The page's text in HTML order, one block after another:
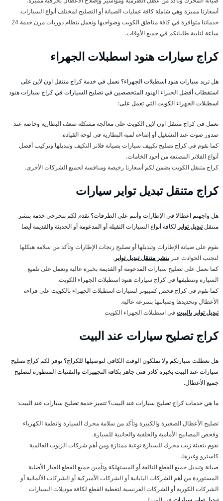
أسعارنا مميزة وهي شاملة كافة عمليات الصيانة أو التصليح لمختلف أنواع السيارات.
خدماتنا متوافرة في كافة مناطق الكويت وضواحيها ونعمل بنظام دوريات مرن خدمة 24
ساعة لتلبية طلباتكم في جميع الأوقات.
كراج سيارات هنود اسطبلات الجهراء
هل تريد سيارات هنود اسطبلات الجهراء؟ نعمل في خدمة كراج متنقل اون لاين على
استقطاب أفضل الخبراء الهنود المتخصصين في تصليح السيارات في كراج سيارات هنود
اسطبلات الجهراء الكويت التي تعمل على:
نعمل في كراج متنقل اون لاين الكويت على معالجة مشكلة ضعف البطارية وخاصة عند
صدور صوت عند التشغيل أو إضاءة لمبة البطارية في لوحة القيادة.
كما نقوم في كراج تصليح تكييف سيارات بصيانة فلاتر التكيف وتبديلها وتركيب أفضل
أنواع الفلاتر المصنعة من أجود الخامات.
كراج متنقل الكويت يضمن لكم أسعارنا رخيصة ومنافسة لجميع الشركات الأخرى.
كراج متنقل تبديل تواير سيارات
هل واجهتم اعطالا في الإطارات وأنتم على الطرقات؟ نقدم لكم بنجرجي خدمة بنشر
متنقلتبديل تواير لكافة أنواع السيارات الثقيلة أو المدعومة أو الحديثة والقديمة أيضا
نقوم على صيانة الإطارات وتبديلها أو تصليح رنجات الإطارات وتأكد من سلامه هيكلها
لتجنب الحوادث عبر بنشر متنقل تبديل تواير.
كما نعمل على تصليح سيارات المدعومة أو القديمة بخبرة عالية ونعمل على تلميع
السيارة وتنظيفها في كراج سيارات هنود اسطبلات الجهراء الكويت.
كما نقوم في كراج فحص كمبيوتر لسيارات اسطبلات الجهراء بالكويت على قراءة
الأعطال وتحديدها وصيانتها بسرعة عالية.
تبديل تواير بالبيت في اسطبلات الجهراء الكويت
كراج تصليح سيارات عند البيت
هل تعطلت سيارتكم ولا تملكون الوقت الكافي لتوصيلها للكراج؟ نوفر لكم كراج تصليح
سيارات عند البيت بخبرة كادر فني جاهز بكافة التجهيزات والتقنيات المتطورة لتصليح
جميع الأعطال.
ما هي خدمات كراج تصليح سيارات عند البيت؟ تتميز خدمة تصليح سيارات عند البيت:
تصليح الأعطال الصغيرة والكبيرة وتأكد من سلامة محرك السيارة وانظمة الكهرباء
وفحص المصابيح الأمامية والخلفية والجانبية للسيارة.
نقوم بتعبئة زيت محرك للسيارة نوعية ممتازة ومن أهم شركات الزيوت العالمية
كاسترو وغيرها.
صيانة وتبديل جميع القطع التالفة أو المستهلكة وتأمين جميع القطع الغيار الأصلية
المستوردة من أهم الشركات اليابانية أو الشركات الأميركية أو الشركات الألمانية أو
الشركات الكورية أو الشركات الفرنسية لتغطية القطع لكافة موديلات السيارات